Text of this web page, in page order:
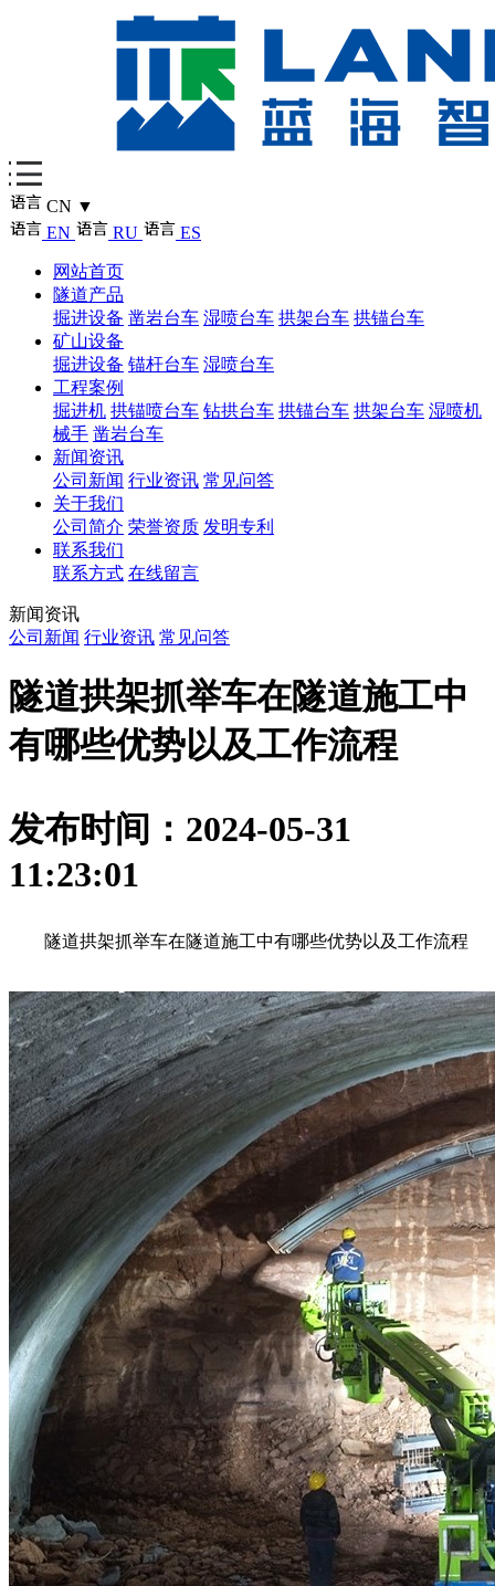
CN ▼
EN
RU ES
网站首页
隧道产品
掘进设备 凿岩台车 湿喷台车 拱架台车 拱锚台车
矿山设备
掘进设备 锚杆台车 湿喷台车
工程案例
掘进机 拱锚喷台车 钻拱台车 拱锚台车 拱架台车 湿喷机
械手 凿岩台车
新闻资讯
公司新闻 行业资讯 常见问答
关于我们
公司简介 荣誉资质 发明专利
联系我们
联系方式 在线留言
新闻资讯
公司新闻 行业资讯 常见问答
隧道拱架抓举车在隧道施工中
有哪些优势以及工作流程
发布时间：2024-05-31
11:23:01
隧道拱架抓举车在隧道施工中有哪些优势以及工作流程